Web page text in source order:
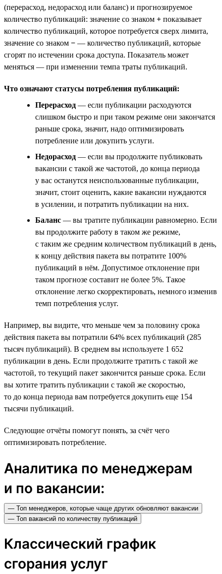
(перерасход, недорасход или баланс) и прогнозируемое
количество публикаций: значение со знаком + показывает
количество публикаций, которое потребуется сверх лимита,
значение со знаком − — количество публикаций, которые
сгорят по истечении срока доступа. Показатель может
меняться — при изменении темпа траты публикаций.
Что означают статусы потребления публикаций:
Перерасход — если публикации расходуются
слишком быстро и при таком режиме они закончатся
раньше срока, значит, надо оптимизировать
потребление или докупить услуги.
Недорасход — если вы продолжите публиковать
вакансии с такой же частотой, до конца периода
у вас останутся неиспользованные публикации,
значит, стоит оценить, какие вакансии нуждаются
в усилении, и потратить публикации на них.
Баланс — вы тратите публикации равномерно. Если
вы продолжите работу в таком же режиме,
с таким же средним количеством публикаций в день,
к концу действия пакета вы потратите 100%
публикаций в нём. Допустимое отклонение при
таком прогнозе составит не более 5%. Такое
отклонение легко скорректировать, немного изменив
темп потребления услуг.
Например, вы видите, что меньше чем за половину срока
действия пакета вы потратили 64% всех публикаций (285
тысяч публикаций). В среднем вы используете 1 652
публикации в день. Если продолжите тратить с такой же
частотой, то текущий пакет закончится раньше срока. Если
вы хотите тратить публикации с такой же скоростью,
то до конца периода вам потребуется докупить еще 154
тысячи публикаций.
Следующие отчёты помогут понять, за счёт чего
оптимизировать потребление.
Аналитика по менеджерам
и по вакансии:
— Топ менеджеров, которые чаще других обновляют вакансии
— Топ вакансий по количеству публикаций
Классический график
сгорания услуг